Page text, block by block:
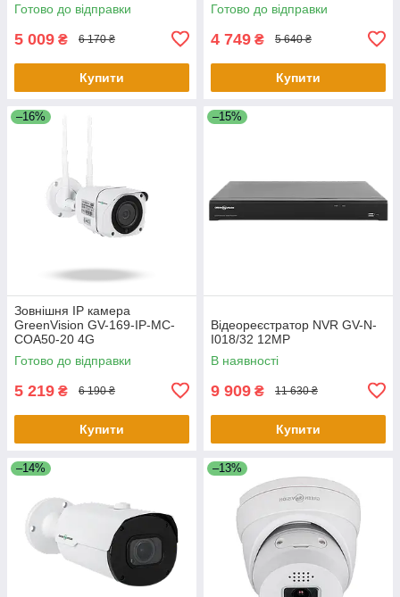
Готово до відправки
5 009 ₴ 6 170 ₴
Купити
Готово до відправки
4 749 ₴ 5 640 ₴
Купити
–16%
Зовнішня IP камера
GreenVision GV-169-IP-MC-
COA50-20 4G
Готово до відправки
5 219 ₴ 6 190 ₴
Купити
–15%
Відеореєстратор NVR GV-N-
I018/32 12MP
В наявності
9 909 ₴ 11 630 ₴
Купити
–14% –13%